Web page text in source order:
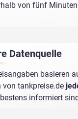
von fünf
Datenquelle
basieren
von tankpreise.de
informiert